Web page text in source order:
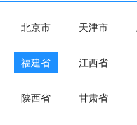
北京市 天津市
福建省 江西省
陕西省 甘肃省